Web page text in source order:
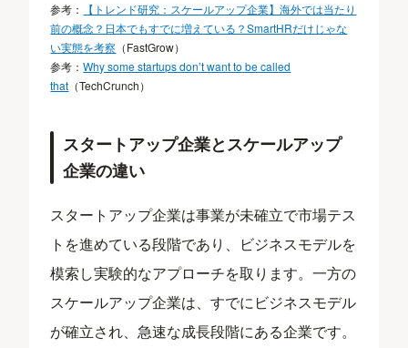
参考：
【トレンド研究：スケールアップ企業】海外では当たり
前の概念？日本でもすでに増えている？SmartHRだけじゃな
い実態を考察 （FastGrow）
参考：Why some startups don’t want to be called
that （TechCrunch）
スタートアップ企業とスケールアップ
企業の違い
スタートアップ企業は事業が未確立で市場テス
トを進めている段階であり、ビジネスモデルを
模索し実験的なアプローチを取ります。一方の
スケールアップ企業は、すでにビジネスモデル
が確立され、急速な成長段階にある企業です。